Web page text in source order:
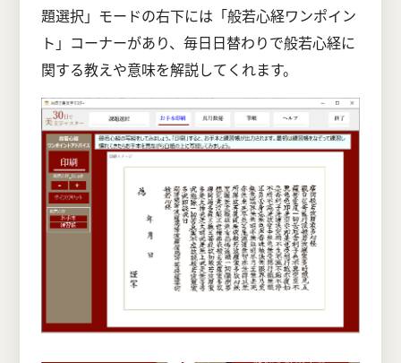
題選択」モードの右下には「般若心経ワンポイン
ト」コーナーがあり、毎日日替わりで般若心経に
関する教えや意味を解説してくれます。